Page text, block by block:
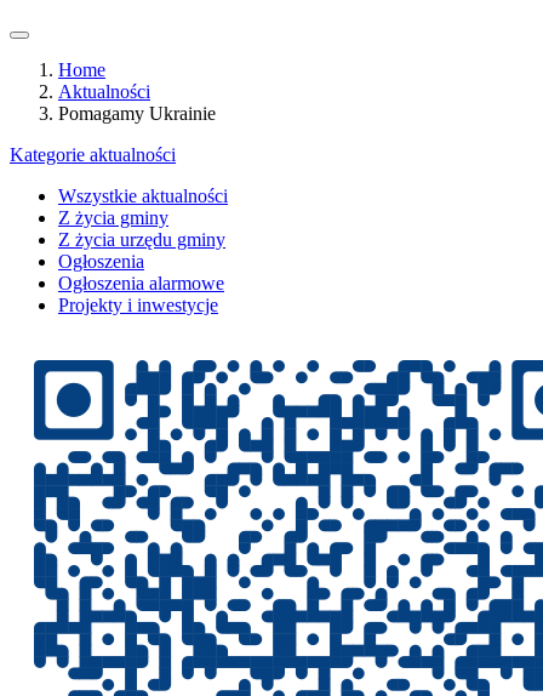
Home
Aktualności
Pomagamy Ukrainie
Kategorie aktualności
Wszystkie aktualności
Z życia gminy
Z życia urzędu gminy
Ogłoszenia
Ogłoszenia alarmowe
Projekty i inwestycje